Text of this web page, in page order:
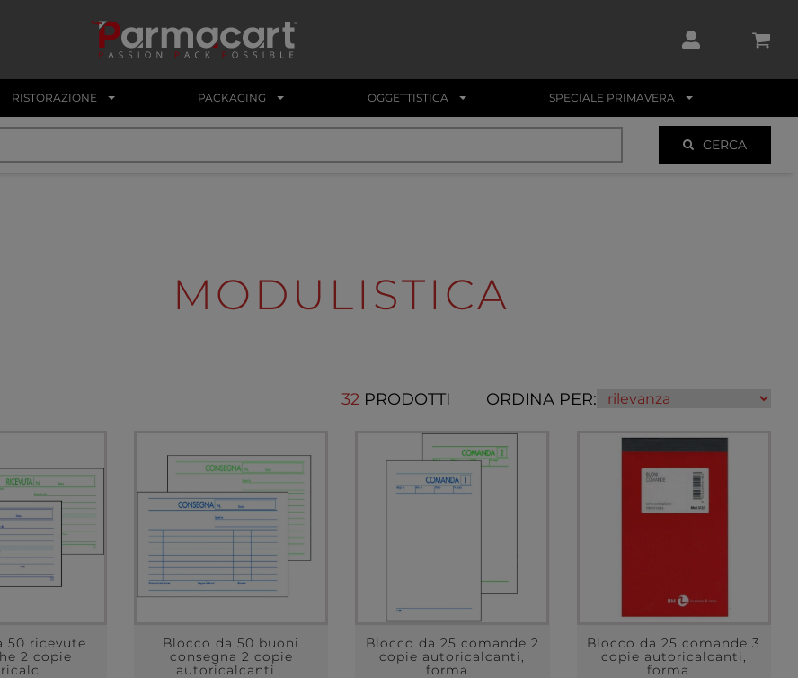
RISTORAZIONE PACKAGING OGGETTISTICA SPECIALE PRIMAVERA
CERCA
MODULISTICA
32 PRODOTTI ORDINA PER:
50 ricevute
2 copie
Blocco da 50 buoni
consegna 2 copie
autoricalcanti...
Blocco da 25 comande 2
copie autoricalcanti,
forma...
Blocco da 25 comande 3
copie autoricalcanti,
forma...